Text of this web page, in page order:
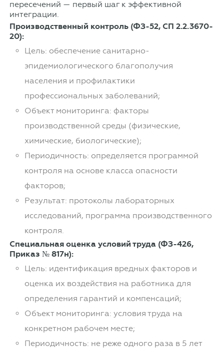
пересечений — первый шаг к эффективной
интеграции.
Производственный контроль (ФЗ-52, СП 2.2.3670-
20):
Цель: обеспечение санитарно-
эпидемиологического благополучия
населения и профилактики
профессиональных заболеваний;
Объект мониторинга: факторы
производственной среды (физические,
химические, биологические);
Периодичность: определяется программой
контроля на основе класса опасности
факторов;
Результат: протоколы лабораторных
исследований, программа производственного
контроля.
Специальная оценка условий труда (ФЗ-426,
Приказ № 817н):
Цель: идентификация вредных факторов и
оценка их воздействия на работника для
определения гарантий и компенсаций;
Объект мониторинга: условия труда на
конкретном рабочем месте;
Периодичность: не реже одного раза в 5 лет